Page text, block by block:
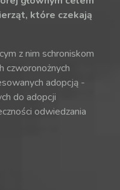
które czekają
z nim schroniskom
czworonożnych
adopcją -
do adopcji
odwiedzania